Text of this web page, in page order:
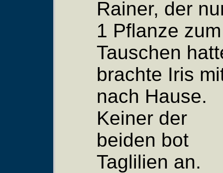
Rainer, der
1 Pflanze zum
Tauschen
brachte Iris
nach Hause.
Keiner der
beiden bot
Taglilien an.